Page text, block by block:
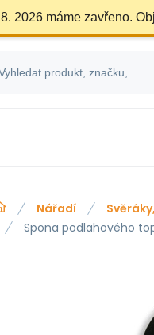
2026 máme zavřeno.
Nářadí
Spona podlahového